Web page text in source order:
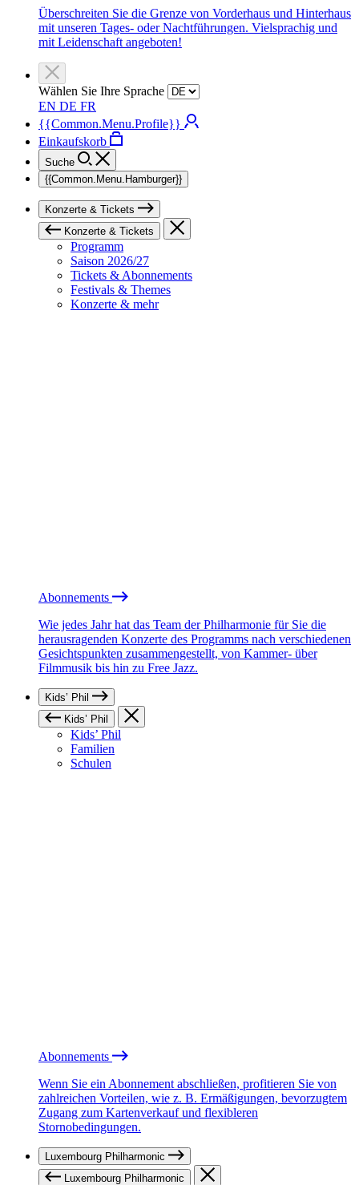
Überschreiten Sie die Grenze von Vorderhaus und Hinterhaus
mit unseren Tages- oder Nachtführungen. Vielsprachig und
mit Leidenschaft angeboten!
Wählen Sie Ihre Sprache
EN DE FR
{{Common.Menu.Profile}}
Einkaufskorb
Suche
{{Common.Menu.Hamburger}}
Konzerte & Tickets
Konzerte & Tickets
Programm
Saison 2026/27
Tickets & Abonnements
Festivals & Themes
Konzerte & mehr
Abonnements
Wie jedes Jahr hat das Team der Philharmonie für Sie die
herausragenden Konzerte des Programms nach verschiedenen
Gesichtspunkten zusammengestellt, von Kammer- über
Filmmusik bis hin zu Free Jazz.
Kids’ Phil
Kids’ Phil
Kids’ Phil
Familien
Schulen
Abonnements
Wenn Sie ein Abonnement abschließen, profitieren Sie von
zahlreichen Vorteilen, wie z. B. Ermäßigungen, bevorzugtem
Zugang zum Kartenverkauf und flexibleren
Stornobedingungen.
Luxembourg Philharmonic
Luxembourg Philharmonic